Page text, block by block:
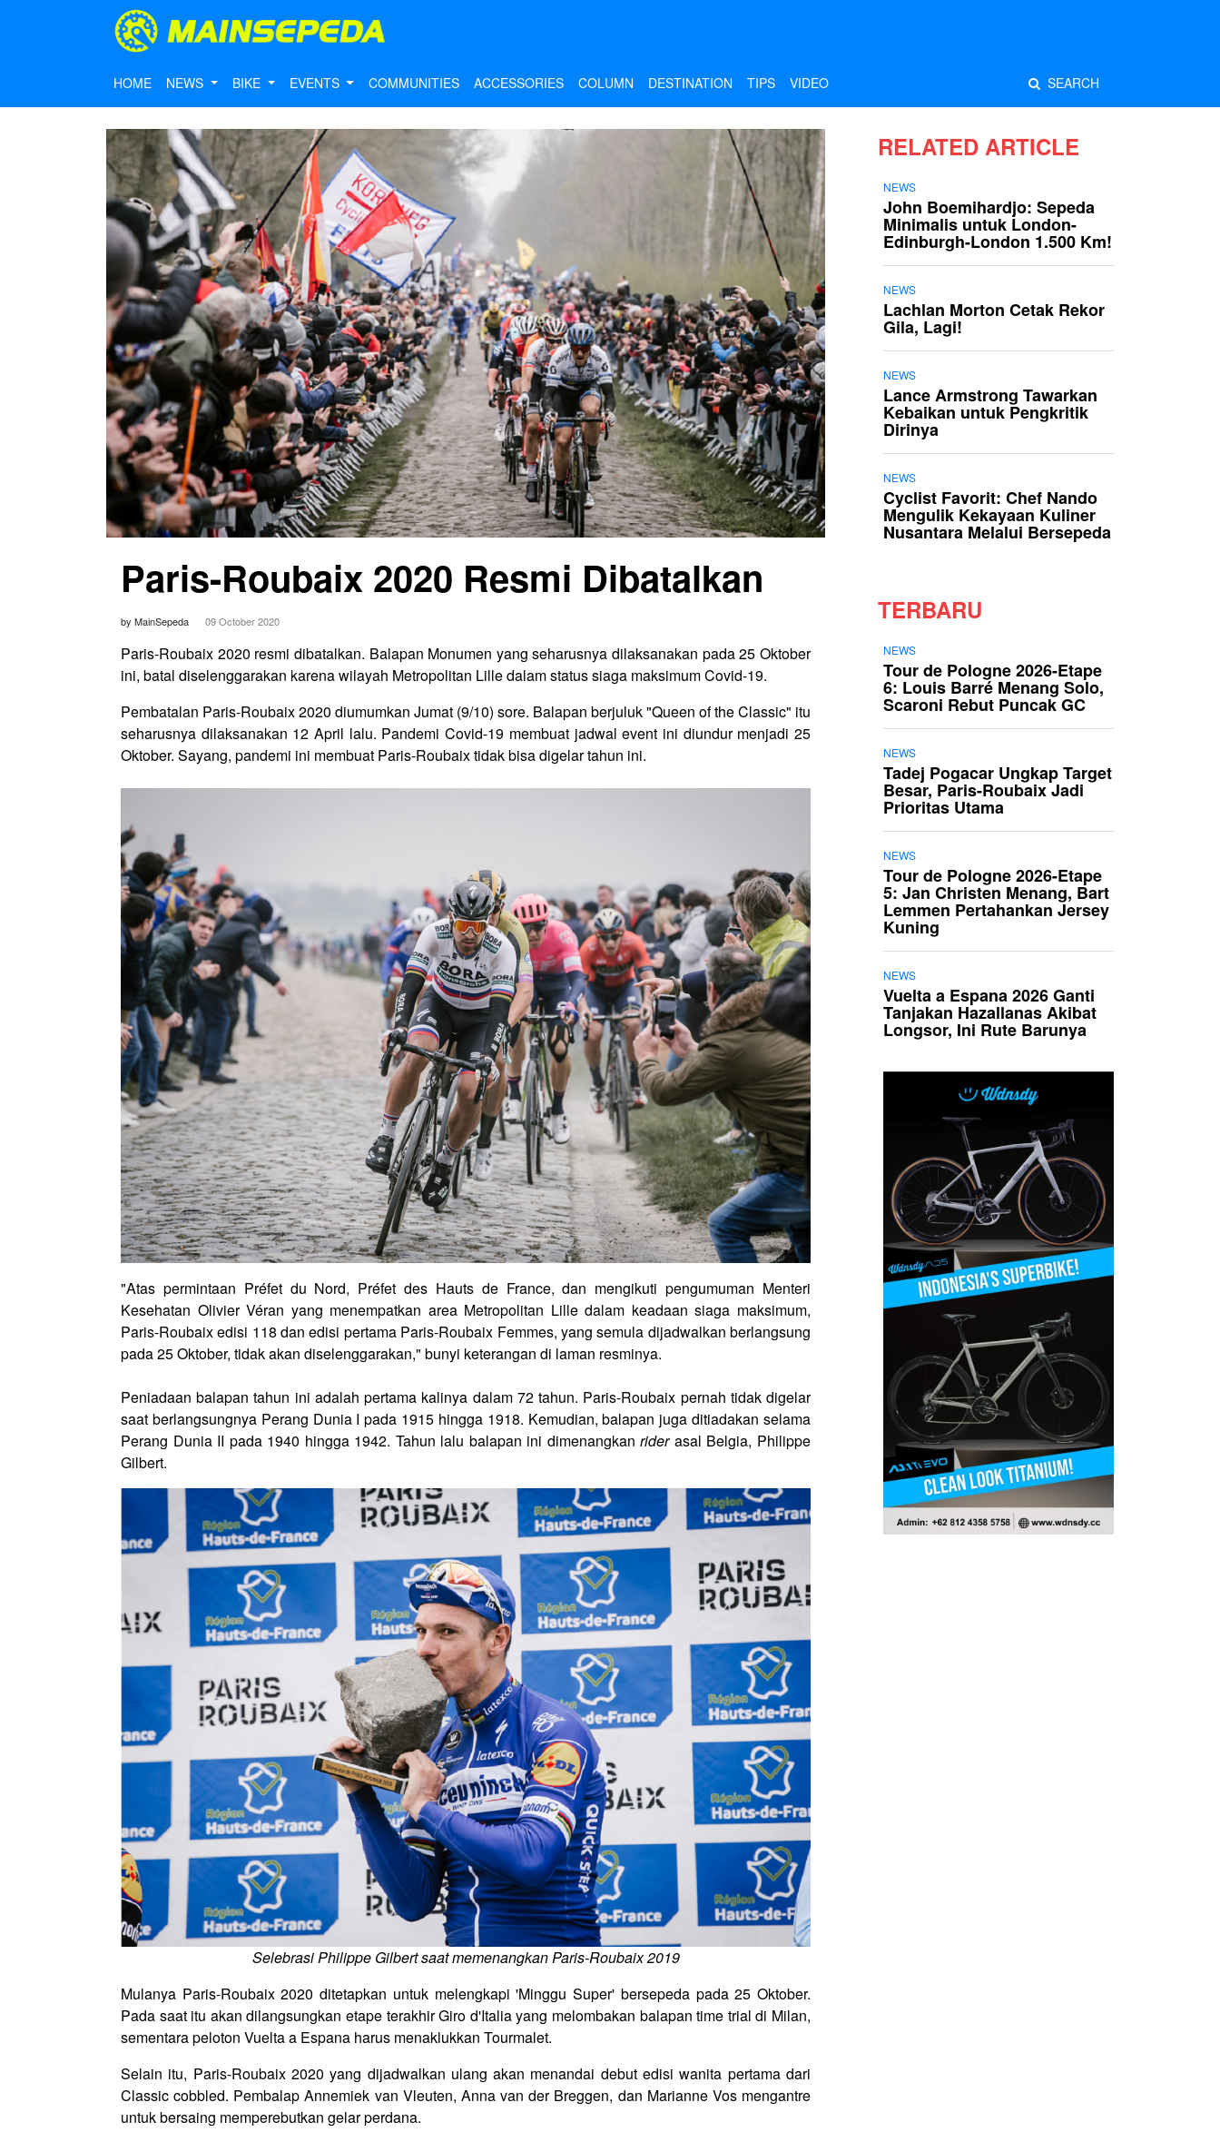
HOME NEWS BIKE EVENTS COMMUNITIES ACCESSORIES COLUMN DESTINATION TIPS VIDEO SEARCH
Paris-Roubaix 2020 Resmi Dibatalkan
by MainSepeda 09 October 2020
Paris-Roubaix 2020 resmi dibatalkan. Balapan Monumen yang seharusnya dilaksanakan pada 25 Oktober
ini, batal diselenggarakan karena wilayah Metropolitan Lille dalam status siaga maksimum Covid-19.
Pembatalan Paris-Roubaix 2020 diumumkan Jumat (9/10) sore. Balapan berjuluk "Queen of the Classic" itu
seharusnya dilaksanakan 12 April lalu. Pandemi Covid-19 membuat jadwal event ini diundur menjadi 25
Oktober. Sayang, pandemi ini membuat Paris-Roubaix tidak bisa digelar tahun ini.
"Atas permintaan Préfet du Nord, Préfet des Hauts de France, dan mengikuti pengumuman Menteri
Kesehatan Olivier Véran yang menempatkan area Metropolitan Lille dalam keadaan siaga maksimum,
Paris-Roubaix edisi 118 dan edisi pertama Paris-Roubaix Femmes, yang semula dijadwalkan berlangsung
pada 25 Oktober, tidak akan diselenggarakan," bunyi keterangan di laman resminya.
Peniadaan balapan tahun ini adalah pertama kalinya dalam 72 tahun. Paris-Roubaix pernah tidak digelar
saat berlangsungnya Perang Dunia I pada 1915 hingga 1918. Kemudian, balapan juga ditiadakan selama
Perang Dunia II pada 1940 hingga 1942. Tahun lalu balapan ini dimenangkanrider asal Belgia, Philippe
Gilbert.
Selebrasi Philippe Gilbert saat memenangkan Paris-Roubaix 2019
Mulanya Paris-Roubaix 2020 ditetapkan untuk melengkapi 'Minggu Super' bersepeda pada 25 Oktober.
Pada saat itu akan dilangsungkan etape terakhir Giro d'Italia yang melombakan balapan time trial di Milan,
sementara peloton Vuelta a Espana harus menaklukkan Tourmalet.
Selain itu, Paris-Roubaix 2020 yang dijadwalkan ulang akan menandai debut edisi wanita pertama dari
Classic cobbled. Pembalap Annemiek van Vleuten, Anna van der Breggen, dan Marianne Vos mengantre
untuk bersaing memperebutkan gelar perdana.
RELATED ARTICLE
NEWS
John Boemihardjo: Sepeda
Minimalis untuk London-
Edinburgh-London 1.500 Km!
NEWS
Lachlan Morton Cetak Rekor
Gila, Lagi!
NEWS
Lance Armstrong Tawarkan
Kebaikan untuk Pengkritik
Dirinya
NEWS
Cyclist Favorit: Chef Nando
Mengulik Kekayaan Kuliner
Nusantara Melalui Bersepeda
TERBARU
NEWS
Tour de Pologne 2026-Etape
6: Louis Barré Menang Solo,
Scaroni Rebut Puncak GC
NEWS
Tadej Pogacar Ungkap Target
Besar, Paris-Roubaix Jadi
Prioritas Utama
NEWS
Tour de Pologne 2026-Etape
5: Jan Christen Menang, Bart
Lemmen Pertahankan Jersey
Kuning
NEWS
Vuelta a Espana 2026 Ganti
Tanjakan Hazallanas Akibat
Longsor, Ini Rute Barunya